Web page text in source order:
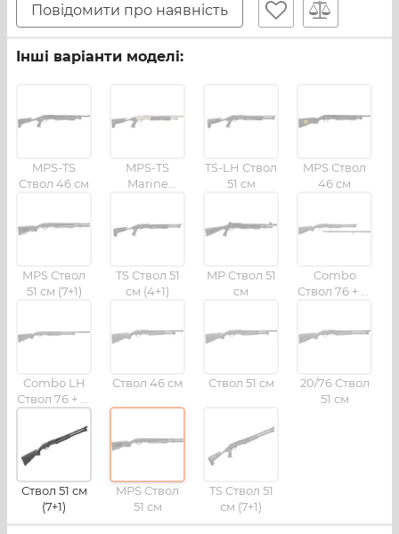
Повідомити про наявність
Інші варіанти моделі:
MPS-TS
Ствол 46 см
MPS-TS
Marine
TS-LH Ствол
51 см
MPS Ствол
46 см
MPS Ствол
51 см (7+1)
TS Ствол 51
см (4+1)
MP Ствол 51
см
Combo
Ствол 76 + 51
Combo LH
Ствол 76 + 51
Ствол 46 см Ствол 51 см
20/76 Ствол
51 см
Ствол 51 см
(7+1)
MPS Ствол
51 см
TS Ствол 51
см (7+1)